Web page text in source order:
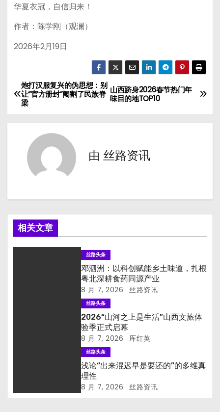
华夏衣冠，自信归来！
作者：陈学刚（观澜）
2026年2月19日
文
章
航
山西跻身2026春节热门年
味目的地TOP10
炮打汉服复兴的伪思想：别
让“官方册封”阉割了民族脊
梁
由 丝路资讯
相关文章
丝路头条
邓泗洲：以科创赋能乡土味道，扎根
粤北深耕食药同源产业
8 月 7, 2026 丝路资讯
丝路头条
2026“山河之上是生活”山西文旅体
验季正式启幕
8 月 7, 2026 厍红英
丝路头条
浅论“出来混迟早是要还的”的多维真
理性
8 月 7, 2026 丝路资讯